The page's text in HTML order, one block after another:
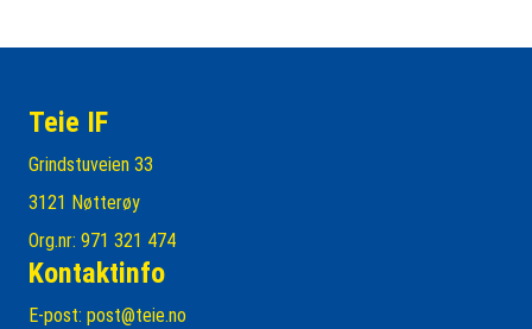
Teie IF
Grindstuveien 33
3121 Nøtterøy
Org.nr: 971 321 474
Kontaktinfo
E-post: post@teie.no